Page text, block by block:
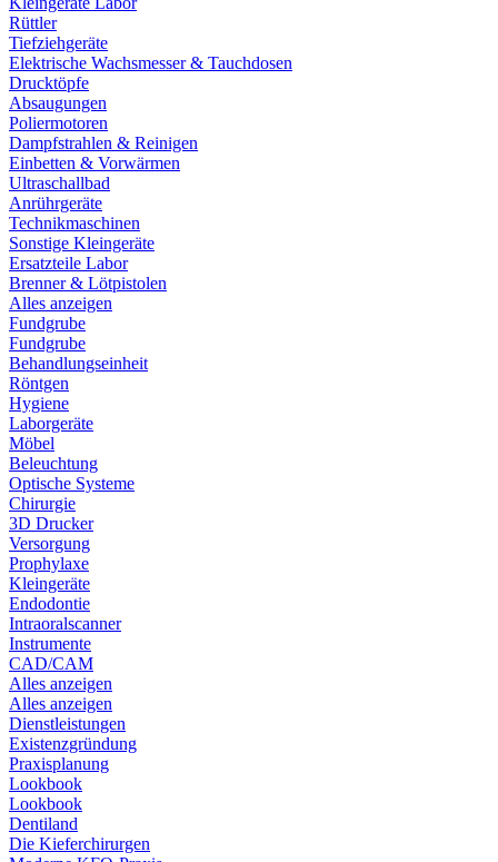
Rüttler
Tiefziehgeräte
Elektrische Wachsmesser & Tauchdosen
Drucktöpfe
Absaugungen
Poliermotoren
Dampfstrahlen & Reinigen
Einbetten & Vorwärmen
Ultraschallbad
Anrührgeräte
Technikmaschinen
Sonstige Kleingeräte
Ersatzteile Labor
Brenner & Lötpistolen
Alles anzeigen
Fundgrube
Fundgrube
Behandlungseinheit
Röntgen
Hygiene
Laborgeräte
Möbel
Beleuchtung
Optische Systeme
Chirurgie
3D Drucker
Versorgung
Prophylaxe
Kleingeräte
Endodontie
Intraoralscanner
Instrumente
CAD/CAM
Alles anzeigen
Alles anzeigen
Dienstleistungen
Existenzgründung
Praxisplanung
Lookbook
Lookbook
Dentiland
Die Kieferchirurgen